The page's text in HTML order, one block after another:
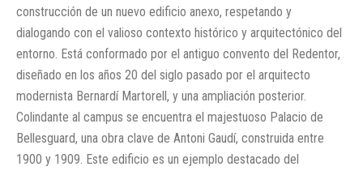
construcción de un nuevo edificio anexo, respetando y
dialogando con el valioso contexto histórico y arquitectónico del
entorno. Está conformado por el antiguo convento del Redentor,
diseñado en los años 20 del siglo pasado por el arquitecto
modernista Bernardí Martorell, y una ampliación posterior.
Colindante al campus se encuentra el majestuoso Palacio de
Bellesguard, una obra clave de Antoni Gaudí, construida entre
1900 y 1909. Este edificio es un ejemplo destacado del